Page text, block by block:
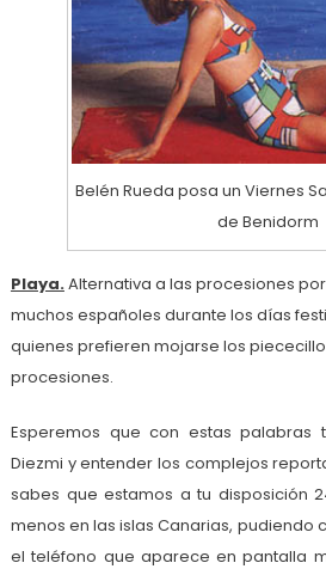
Belén Rueda posa un Viernes
de Benidorm
Playa.Alternativa a las procesiones
muchos españoles durante los días
quienes prefieren mojarse los
procesiones.
Esperemos que con estas
Diezmi y entender los complejos
sabes que estamos a tu disposición
menos en las islas Canarias, pudiendo
el teléfono que aparece en pantalla